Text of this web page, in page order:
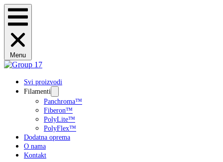
Menu
Svi proizvodi
Filamenti
Panchroma™
Fiberon™
PolyLite™
PolyFlex™
Dodatna oprema
O nama
Kontakt